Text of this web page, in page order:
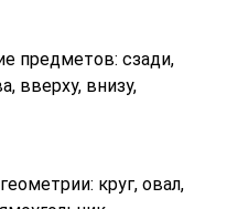
предметов: сзади,
вверху, внизу,
круг, овал,